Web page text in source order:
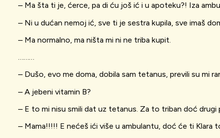
– Ma šta ti je, ćerce, pa di ću još ić i u apoteku?! Iza
– Ni u dućan nemoj ić, sve ti je sestra kupila, sve imaš
– Ma normalno, ma ništa mi ni ne triba kupit.
………
– Dušo, evo me doma, dobila sam tetanus, previli su mi
– A jebeni vitamin B?
– E to mi nisu smili dat uz tetanus. Za to triban doć drugi
– Mama!!!!! E nećeš ići više u ambulantu, doć će ti Klara